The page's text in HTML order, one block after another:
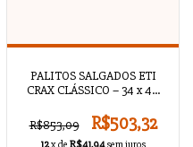
PALITOS SALGADOS ETI
CRAX CLÁSSICO – 34 x 40
R$853,09
R$503,32